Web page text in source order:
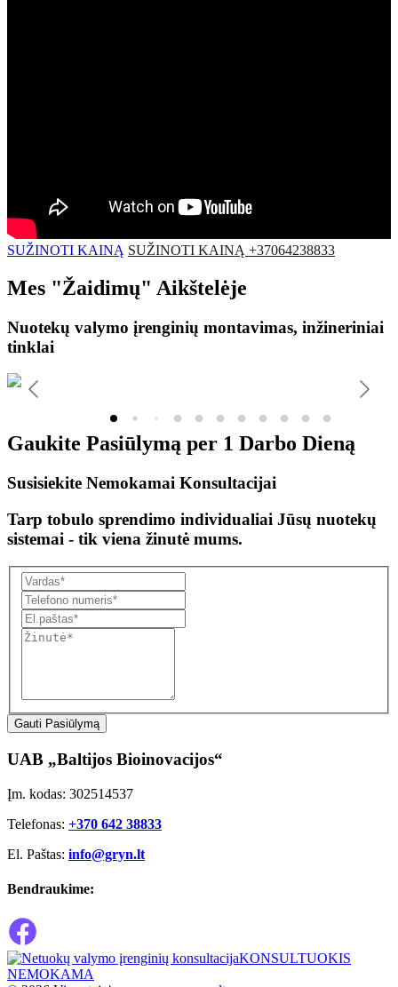
SUŽINOTI KAINĄ SUŽINOTI KAINĄ +37064238833
Mes "Žaidimų" Aikštelėje
Nuotekų valymo įrenginių montavimas, inžineriniai
tinklai
Gaukite Pasiūlymą per 1 Darbo Dieną
Susisiekite Nemokamai Konsultacijai
Tarp tobulo sprendimo individualiai Jūsų nuotekų
sistemai - tik viena žinutė mums.
Gauti Pasiūlymą
UAB „Baltijos Bioinovacijos“
Įm. kodas: 302514537
Telefonas: +370 642 38833
El. Paštas: info@gryn.lt
Bendraukime:
KONSULTUOKIS
NEMOKAMA